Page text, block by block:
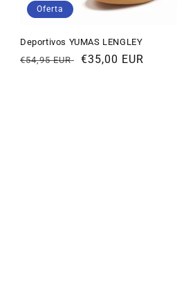
Oferta
Deportivos YUMAS LENGLEY
Precio
€54,95 EUR
Precio
€35,00 EUR